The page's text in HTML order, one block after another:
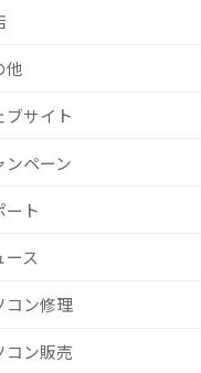
他
ブサイト
ンペーン
ート
ース
コン修理
コン販売